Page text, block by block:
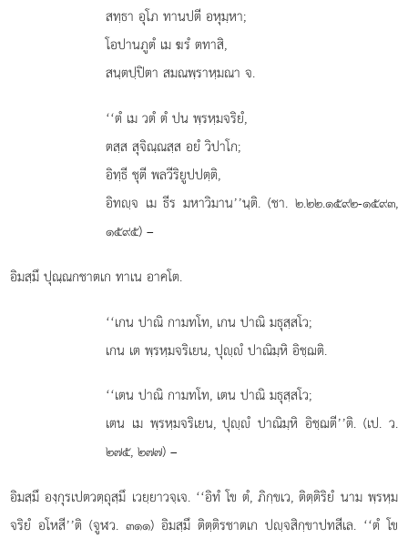
สทฺธา อุโภ ทานปตี อหุมฺหา;
โอปานภูตํ เม ฆรํ ตทาสิ,
สนฺตปฺปิตา สมณพฺราหฺมณา จ.
‘‘ตํ เม วตํ ตํ ปน พฺรหฺมจริยํ,
ตสฺส สุจิณฺณสฺส อยํ วิปาโก;
อิทฺธี ชุตี พลวีริยูปปตฺติ,
อิทฺจ เม ธีร มหาวิมาน’’นฺติ. (ชา. ๒.๒๒.๑๕๙๒-๑๕๙๓,
๑๕๙๕) –
อิมสฺมึปุณฺณกชาตเก ทาเน อาคโต.
‘‘เกน ปาณิ กามทโท, เกน ปาณิ มธุสฺสโว;
เกน เต พฺรหฺมจริเยน, ปุฺํ ปาณิมฺหิ อิชฺฌติ.
‘‘เตน ปาณิ กามทโท, เตน ปาณิ มธุสฺสโว;
เตน เม พฺรหฺมจริเยน, ปุฺํ ปาณิมฺหิ อิชฺฌตี’’ติ. (เป. ว.
๒๗๕, ๒๗๗) –
อิมสฺมึ องฺกุรเปตวตฺถุสฺมึ เวยฺยาวจฺเจ. ‘‘อิทํ โข ตํ, ภิกฺขเว, ติตฺติริยํ นาม พฺรหฺม
จริยํ อโหสี’’ติ (จูฬว. ๓๑๑) อิมสฺมึ ติตฺติรชาตเก ปฺจสิกฺขาปทสีเล. ‘‘ตํ โข